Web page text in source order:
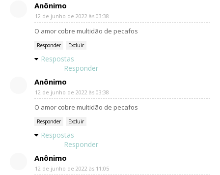
Anônimo
12 de junho de 2022 às 03:38
O amor cobre multidão de pecafos
Responder Excluir
Respostas
Responder
Anônimo
12 de junho de 2022 às 03:38
O amor cobre multidão de pecafos
Responder Excluir
Respostas
Responder
Anônimo
12 de junho de 2022 às 11:05